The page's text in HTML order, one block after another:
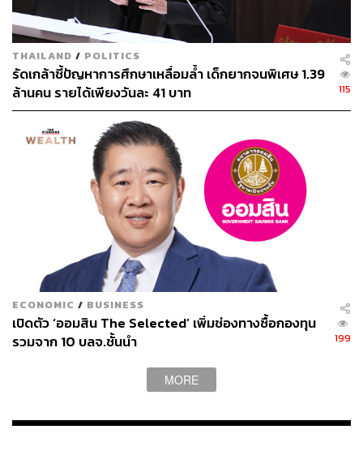
ด้าน ดร.ไกรยส ภัทราวาท ผู้จัดการกองทุนเพื่อความเสมอ
ภาคทางการศึกษา (กสศ.) กล่าวว่า ข้อเสนองบประมาณดัง
กล่าวได้ผ่านการรับฟังความคิดเห็นสาธารณะจากทุกภาค
ส่วนในสังคมเมื่อเดือนพฤศจิกายน 2565 ที่ผ่านมา
นอกจากนี้ กสศ. ยังได้ร่วมกับสถาบันบัณฑิต
พัฒนบริหารศาสตร์ หรือนิด้า สำรวจความเห็นประชาชนร่วม
กันออกแบบอนาคตการศึกษาเพื่อปิดช่องว่างความเหลื่อมล้ำ
โดยสุ่มกลุ่มตัวอย่าง 1,310 คนทั่วประเทศ อายุตั้งแต่ 15-60 ปี
ขึ้นไป สำรวจความเห็นผ่าน 3 คำถามสำคัญ ประกอบด้วย
ปัญหาความเหลื่อมล้ำทางการศึกษาเรื่องใดที่เห็นว่าต้องเร่ง
แก้ไข พบว่า ความเห็นอันดับ 1 ร้อยละ 24.99 มองว่าปัญหา
คุณภาพการศึกษาของแต่ละโรงเรียนที่ไม่เท่าเทียมกัน อันดับ
2 ร้อยละ 17.39 ปัญหาด้านคุณภาพและทักษะการสอนของ
ครู และอันดับ 3 ร้อยละ 15.04 ปัญหาภาระค่าใช้จ่ายทางการ
ศึกษาสูงเกินจะแบกรับ
เมื่อถามว่า นโยบายหรือมาตรการแก้ปัญหาใดที่เห็นว่าควร
ศึกษาให้สอดคล้องกับภาวะเศรษฐกิจปัจจุบัน
THAILAND / POLITICS
รัดเกล้าชี้ปัญหาการศึกษาเหลื่อมล้ำ เด็กยากจนพิเศษ 1.39
ล้านคน รายได้เพียงวันละ 41 บาท
115
ECONOMIC / BUSINESS
เปิดตัว ‘ออมสิน The Selected’ เพิ่มช่องทางซื้อกองทุน
รวมจาก 10 บลจ.ชั้นนำ
199
MORE